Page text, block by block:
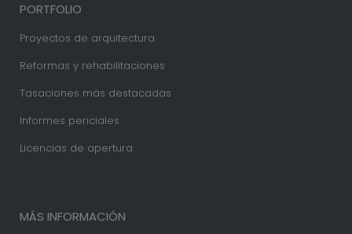
PORTFOLIO
Proyectos de arquitectura
Reformas y rehabilitaciones
Tasaciones más destacadas
Informes periciales
Licencias de apertura
MÁS INFORMACIÓN